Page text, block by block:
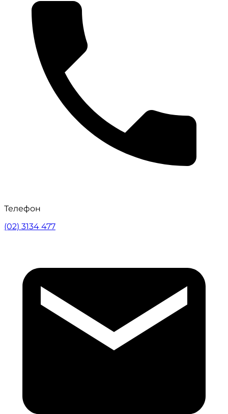
Телефон
(02) 3134 477